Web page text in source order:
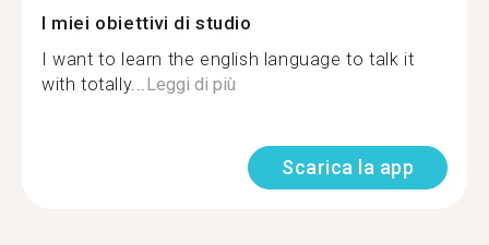
I miei obiettivi di studio
I want to learn the english language to talk it
with totally...Leggi di più
Scarica la app